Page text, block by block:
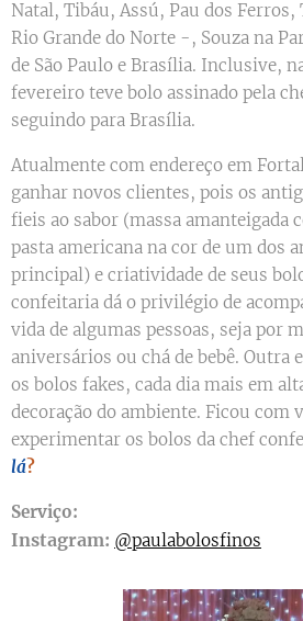
Natal, Tibáu, Assú, Pau dos
Rio Grande do Norte -, Souza na
de São Paulo e Brasília. Inclusive,
fevereiro teve bolo assinado pela
seguindo para Brasília.
Atualmente com endereço em
ganhar novos clientes, pois os
fieis ao sabor (massa amanteigada
pasta americana na cor de um dos
principal) e criatividade de seus
confeitaria dá o privilégio de
vida de algumas pessoas, seja por
aniversários ou chá de bebê. Outra
os bolos fakes, cada dia mais em
decoração do ambiente. Ficou com
experimentar os bolos da chef
lá?
Serviço:
Instagram: @paulabolosfinos